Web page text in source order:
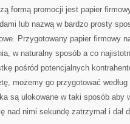
formą promocji jest papier
lub nazwą w bardzo prosty
Przygotowany papier firmowy
w naturalny sposób a co
pośród potencjalnych
możemy go przygotować według
są ulokowane w taki sposób aby
nad nimi sekundę zatrzymał i dał